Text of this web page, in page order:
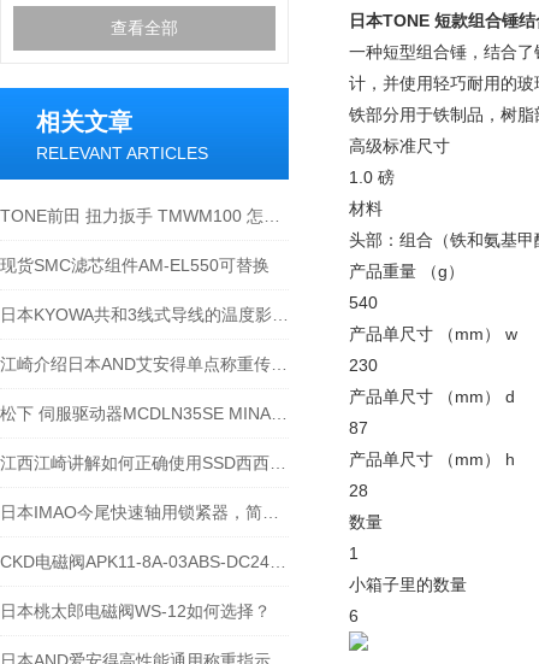
查看全部
相关文章
RELEVANT ARTICLES
现货SMC滤芯组件AM-EL550可替换
日本桃太郎电磁阀WS-12如何选择？
日本TONE 短款组合锤
一种短型组合锤，结合
计，并使用轻巧耐用的
铁部分用于铁制品，树
高级标准尺寸
1.0 磅
材料
头部：组合（铁和氨基甲
产品重量 （g）
540
产品单尺寸 （mm） w
230
产品单尺寸 （mm） d
87
产品单尺寸 （mm） h
28
数量
1
小箱子里的数量
6